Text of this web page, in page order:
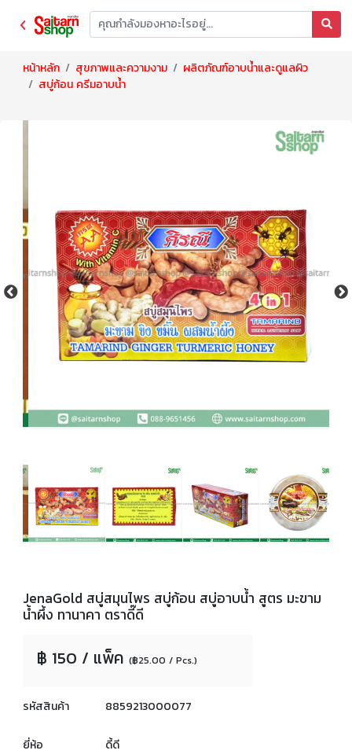
หน้าหลัก สุขภาพและความงาม
ผลิตภัณฑ์อาบน้ำและดูแลผิว
สบู่ก้อน ครีมอาบน้ำ
JenaGold สบู่สมุนไพร สบู่ก้อน สบู่อาบน้ำ สูตร มะขาม
น้ำผึ้ง ทานาคา ตราดี๊ดี
฿ 150 / แพ็ค (฿25.00 / Pcs.)
รหัสสินค้า 8859213000077
ยี่ห้อ ดี้ดี